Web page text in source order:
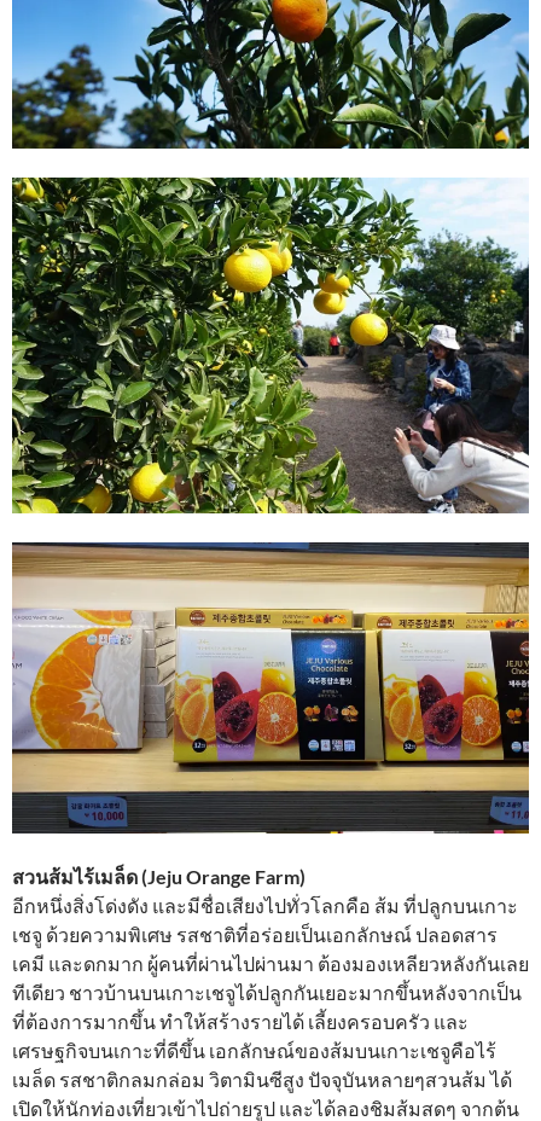
สวนส้มไร้เมล็ด (Jeju Orange Farm)
อีกหนึ่งสิ่งโด่งดัง และมีชื่อเสียงไปทั่วโลกคือ ส้ม ที่ปลูกบนเกาะ
เชจู ด้วยความพิเศษ รสชาติที่อร่อยเป็นเอกลักษณ์ ปลอดสาร
เคมี และดกมาก ผู้คนที่ผ่านไปผ่านมา ต้องมองเหลียวหลังกันเลย
ทีเดียว ชาวบ้านบนเกาะเชจูได้ปลูกกันเยอะมากขึ้นหลังจากเป็น
ที่ต้องการมากขึ้น ทำให้สร้างรายได้ เลี้ยงครอบครัว และ
เศรษฐกิจบนเกาะที่ดีขึ้น เอกลักษณ์ของส้มบนเกาะเชจูคือไร้
เมล็ด รสชาติกลมกล่อม วิตามินซีสูง ปัจจุบันหลายๆสวนส้ม ได้
เปิดให้นักท่องเที่ยวเข้าไปถ่ายรูป และได้ลองชิมส้มสดๆ จากต้น